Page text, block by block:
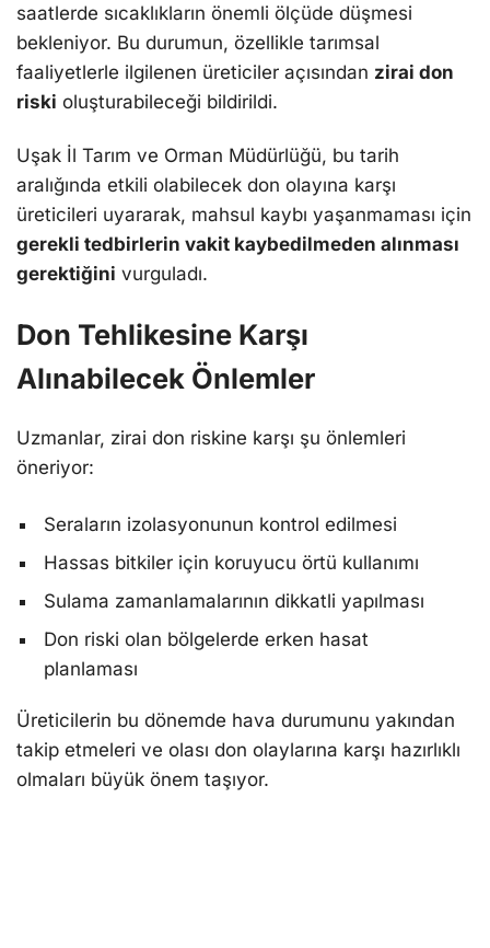
saatlerde sıcaklıkların önemli ölçüde düşmesi
bekleniyor. Bu durumun, özellikle tarımsal
faaliyetlerle ilgilenen üreticiler açısından zirai don
riski oluşturabileceği bildirildi.
Uşak İl Tarım ve Orman Müdürlüğü, bu tarih
aralığında etkili olabilecek don olayına karşı
üreticileri uyararak, mahsul kaybı yaşanmaması için
gerekli tedbirlerin vakit kaybedilmeden alınması
gerektiğini vurguladı.
Don Tehlikesine Karşı
Alınabilecek Önlemler
Uzmanlar, zirai don riskine karşı şu önlemleri
öneriyor:
Seraların izolasyonunun kontrol edilmesi
Hassas bitkiler için koruyucu örtü kullanımı
Sulama zamanlamalarının dikkatli yapılması
Don riski olan bölgelerde erken hasat
planlaması
Üreticilerin bu dönemde hava durumunu yakından
takip etmeleri ve olası don olaylarına karşı hazırlıklı
olmaları büyük önem taşıyor.